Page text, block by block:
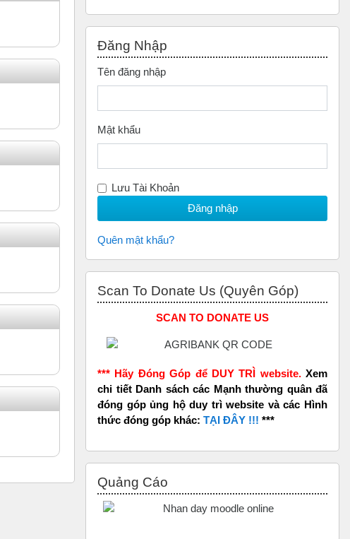
Đăng Nhập
Tên đăng nhập
Mật khẩu
Lưu Tài Khoản
Quên mật khẩu?
Scan To Donate Us (Quyên Góp)
SCAN TO DONATE US
*** Hãy Đóng Góp để DUY TRÌ website. Xem
chi tiết Danh sách các Mạnh thường quân đã
đóng góp ủng hộ duy trì website và các Hình
thức đóng góp khác: TẠI ĐÂY !!! ***
Quảng Cáo